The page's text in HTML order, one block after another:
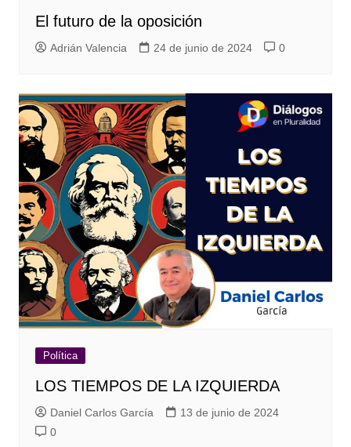
El futuro de la oposición
Adrián Valencia 24 de junio de 2024 0
Política
LOS TIEMPOS DE LA IZQUIERDA
Daniel Carlos García
13 de junio de 2024
0